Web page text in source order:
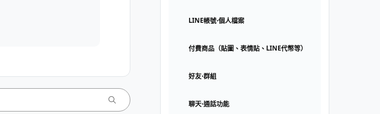
LINE帳號⋅個人檔案
付費商品（貼圖、表情貼、LINE代幣等）
好友⋅群組
聊天⋅通話功能